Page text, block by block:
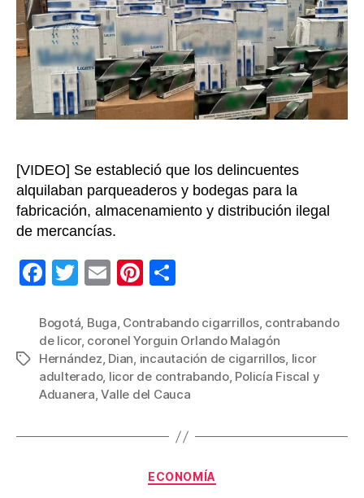
y
licores
en
más
de
[VIDEO] Se estableció que los delincuentes
alquilaban parqueaderos y bodegas para la
fabricación, almacenamiento y distribución ilegal
de mercancías.
F
c
e
b
o
o
T
tt
er
E
ail
Pi
er
e
st
m
p
ar
tir
Etiquetas
Bogotá, Buga, Contrabando cigarrillos, contrabando
de licor, coronel Yorguin Orlando Malagón
Hernández, Dian, incautación de cigarrillos, licor
adulterado, licor de contrabando, Policía Fiscal y
Aduanera,Valle del Cauca
Categorías
ECONOMÍA